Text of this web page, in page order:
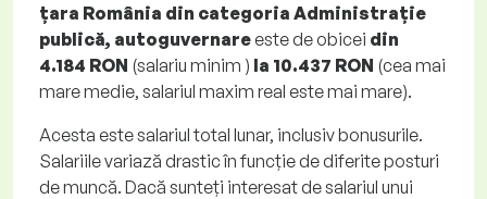
țara România din categoria Administrație
publică, autoguvernareeste de obicei din
4.184 RON (salariu minim ) la 10.437 RON (cea mai
mare medie, salariul maxim real este mai mare).
Acesta este salariul total lunar, inclusiv bonusurile.
Salariile variază drastic în funcție de diferite posturi
de muncă. Dacă sunteți interesat de salariul unui